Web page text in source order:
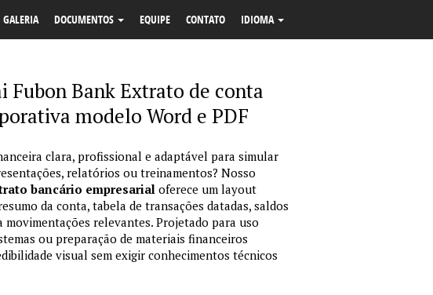
GALERIA DOCUMENTOS EQUIPE CONTATO IDIOMA
Fubon Bank Extrato de conta
modelo Word e PDF
clara, profissional e adaptável para simular
relatórios ou treinamentos? Nosso
bancário empresarialoferece um layout
da conta, tabela de transações datadas, saldos
movimentações relevantes. Projetado para uso
ou preparação de materiais financeiros
visual sem exigir conhecimentos técnicos